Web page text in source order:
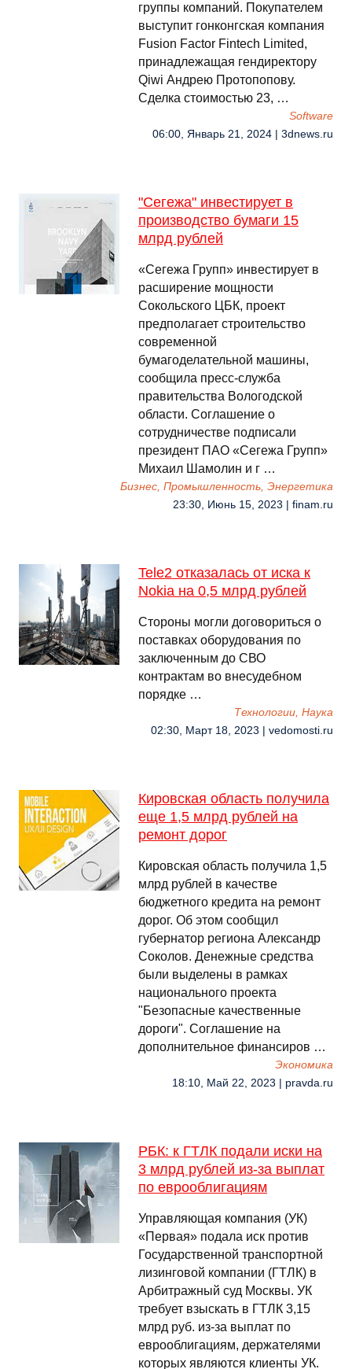
группы компаний. Покупателем
выступит гонконгская компания
Fusion Factor Fintech Limited,
принадлежащая гендиректору
Qiwi Андрею Протопопову.
Сделка стоимостью 23, …
Software
06:00, Январь 21, 2024 | 3dnews.ru
"Сегежа" инвестирует в
производство бумаги 15
млрд рублей
«Сегежа Групп» инвестирует в
расширение мощности
Сокольского ЦБК, проект
предполагает строительство
современной
бумагоделательной машины,
сообщила пресс-служба
правительства Вологодской
области. Соглашение о
сотрудничестве подписали
президент ПАО «Сегежа Групп»
Михаил Шамолин и г …
Бизнес, Промышленность, Энергетика
23:30, Июнь 15, 2023 | finam.ru
Tele2 отказалась от иска к
Nokia на 0,5 млрд рублей
Стороны могли договориться о
поставках оборудования по
заключенным до СВО
контрактам во внесудебном
порядке …
Технологии, Наука
02:30, Март 18, 2023 | vedomosti.ru
Кировская область получила
еще 1,5 млрд рублей на
ремонт дорог
Кировская область получила 1,5
млрд рублей в качестве
бюджетного кредита на ремонт
дорог. Об этом сообщил
губернатор региона Александр
Соколов. Денежные средства
были выделены в рамках
национального проекта
"Безопасные качественные
дороги". Соглашение на
дополнительное финансиров …
Экономика
18:10, Май 22, 2023 | pravda.ru
РБК: к ГТЛК подали иски на
3 млрд рублей из-за выплат
по еврооблигациям
Управляющая компания (УК)
«Первая» подала иск против
Государственной транспортной
лизинговой компании (ГТЛК) в
Арбитражный суд Москвы. УК
требует взыскать в ГТЛК 3,15
млрд руб. из-за выплат по
еврооблигациям, держателями
которых являются клиенты УК.